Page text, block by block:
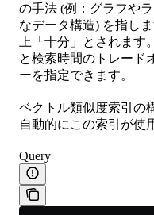
の手法 (例：グラフや
なデータ構造) を指し
上「十分」とされま
と検索時間のトレード
ーを指定できます。
ベクトル類似度索引の
自動的にこの索引が使
Query